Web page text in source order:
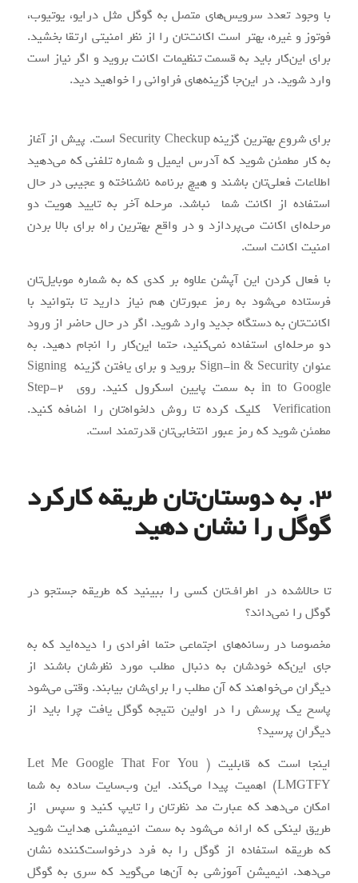
با وجود تعدد سرویس‌های متصل به گوگل مثل درایو، یوتیوب،
فوتوز و غیره، بهتر است اکانت‌تان را از نظر امنیتی ارتقا بخشید.
برای این‌کار باید به قسمت تنظیمات اکانت بروید و اگر نیاز است
وارد شوید. در این‌جا گزینه‌های فراوانی را خواهید دید.
برای شروع بهترین گزینه Security Checkup است. پیش از آغاز
به کار مطمئن شوید که آدرس ایمیل و شماره تلفنی که می‌دهید
اطلاعات فعلی‌تان باشند و هیچ برنامه ناشناخته و عجیبی در حال
استفاده از اکانت شما نباشد. مرحله آخر به تایید هویت دو
مرحله‌ای اکانت می‌پردازد و در واقع بهترین راه برای بالا بردن
امنیت اکانت است.
با فعال کردن این آپشن علاوه بر کدی که به شماره موبایل‌تان
فرستاده می‌شود به رمز عبورتان هم نیاز دارید تا بتوانید با
اکانت‌تان به دستگاه جدید وارد شوید. اگر در حال حاضر از ورود
دو مرحله‌ای استفاده نمی‌کنید، حتما این‌کار را انجام دهید. به‌
عنوان Sign-in & Security بروید و برای یافتن گزینه Signing
in to Google به سمت پایین اسکرول کنید. روی 2-Step
Verification کلیک کرده تا روش دلخواه‌تان را اضافه کنید.
مطمئن شوید که رمز عبور انتخابی‌تان قدرتمند است.
3. به دوستان‌تان طریقه کارکرد
گوگل را نشان دهید
تا حالاشده در اطراف‌تان کسی را ببینید که طریقه جستجو در
گوگل را نمی‌داند؟
مخصوصا در رسانه‌های اجتماعی حتما افرادی را دیده‌اید که به
جای این‌که خودشان به دنبال مطلب مورد نظرشان باشند از
دیگران می‌خواهند که آن مطلب را برای‌شان بیابند. وقتی می‌شود
پاسخ یک پرسش را در اولین نتیجه گوگل یافت چرا باید از
دیگران پرسید؟
اینجا است که قابلیت ( Let Me Google That For You
(LMGTFY اهمیت پیدا می‌کند. این وب‌سایت ساده به شما
امکان می‌دهد که عبارت مد نظرتان را تایپ کنید و سپس از
طریق لینکی که ارائه می‌شود به سمت انیمیشنی هدایت شوید
که طریقه استفاده از گوگل را به فرد درخواست‌کننده نشان
می‌دهد. انیمیشن آموزشی به آن‌ها می‌گوید که سری به گوگل